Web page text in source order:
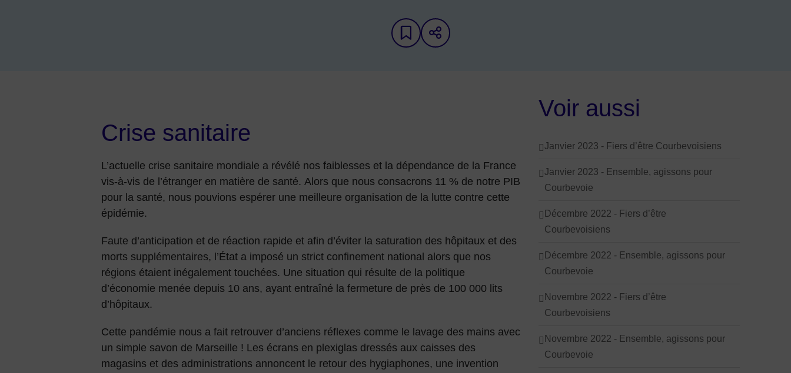
Ajouter aux favoris
Partager sur les réseaux sociaux
Crise sanitaire
L’actuelle crise sanitaire mondiale a révélé nos faiblesses et la dépendance de la France
vis-à-vis de l’étranger en matière de santé. Alors que nous consacrons 11 % de notre PIB
pour la santé, nous pouvions espérer une meilleure organisation de la lutte contre cette
épidémie.
Faute d’anticipation et de réaction rapide et afin d’éviter la saturation des hôpitaux et des
morts supplémentaires, l’État a imposé un strict confinement national alors que nos
régions étaient inégalement touchées. Une situation qui résulte de la politique
d’économie menée depuis 10 ans, ayant entraîné la fermeture de près de 100 000 lits
d’hôpitaux.
Cette pandémie nous a fait retrouver d’anciens réflexes comme le lavage des mains avec
un simple savon de Marseille ! Les écrans en plexiglas dressés aux caisses des
magasins et des administrations annoncent le retour des hygiaphones, une invention
Voir aussi
Janvier 2023 - Fiers d’être Courbevoisiens
Janvier 2023 - Ensemble, agissons pour
Courbevoie
Décembre 2022 - Fiers d’être
Courbevoisiens
Décembre 2022 - Ensemble, agissons pour
Courbevoie
Novembre 2022 - Fiers d’être
Courbevoisiens
Novembre 2022 - Ensemble, agissons pour
Courbevoie